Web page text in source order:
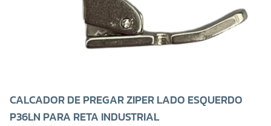
CALCADOR DE PREGAR ZIPER LADO ESQUERDO
P36LN PARA RETA INDUSTRIAL